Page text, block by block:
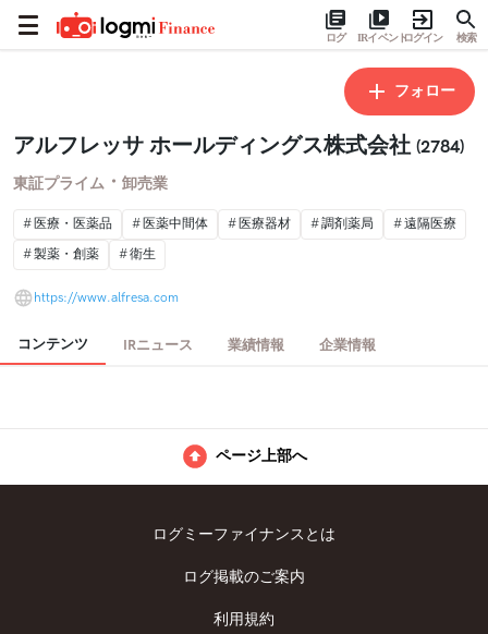
ログ IRイベントログイン 検索
フォロー
アルフレッサ ホールディングス株式会社 (2784)
東証プライム ・ 卸売業
医療・医薬品 医薬中間体 医療器材 調剤薬局
遠隔医療
製薬・創薬
衛生
https://www.alfresa.com
コンテンツ IRニュース 業績情報 企業情報
ページ上部へ
ログミーファイナンスとは
ログ掲載のご案内
利用規約